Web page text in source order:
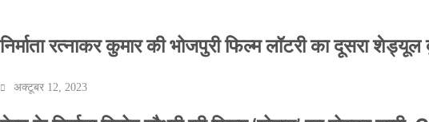
निर्माता रत्नाकर कुमार की भोजपुरी फिल्म लॉटरी का दूसरा
अक्टूबर 12, 2023